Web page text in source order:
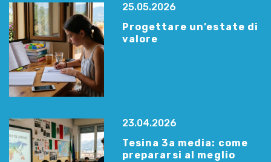
25.05.2026
Progettare un’estate di
valore
23.04.2026
Tesina 3a media: come
prepararsi al meglio